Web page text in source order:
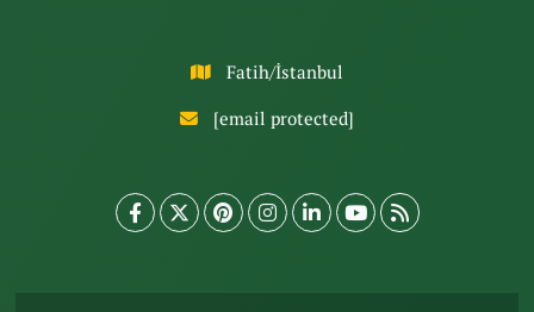
Fatih/İstanbul
[email protected]